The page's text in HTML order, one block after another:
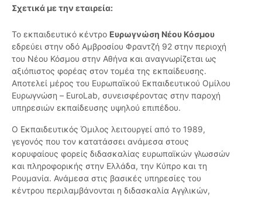
Σχετικά με την εταιρεία:
Το εκπαιδευτικό κέντρο Ευρωγνώση Νέου Κόσμου
εδρεύει στην οδό Αμβροσίου Φραντζή 92 στην περιοχή
του Νέου Κόσμου στην Αθήνα και αναγνωρίζεται ως
αξιόπιστος φορέας στον τομέα της εκπαίδευσης.
Αποτελεί μέρος του Ευρωπαϊκού Εκπαιδευτικού Ομίλου
Ευρωγνώση – EuroLab, συνεισφέροντας στην παροχή
υπηρεσιών εκπαίδευσης υψηλού επιπέδου.
Ο Εκπαιδευτικός Όμιλος λειτουργεί από το 1989,
γεγονός που τον κατατάσσει ανάμεσα στους
κορυφαίους φορείς διδασκαλίας ευρωπαϊκών γλωσσών
και πληροφορικής στην Ελλάδα, την Κύπρο και τη
Ρουμανία. Ανάμεσα στις βασικές υπηρεσίες του
κέντρου περιλαμβάνονται η διδασκαλία Αγγλικών,